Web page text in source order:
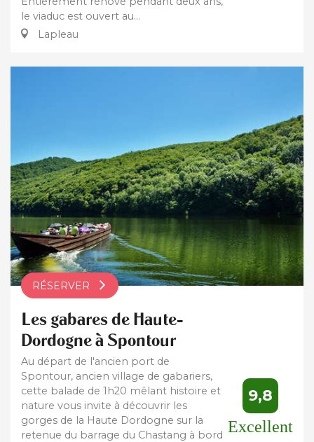
le viaduc est ouvert au...
Lapleau
RÉSERVER
Les gabares de Haute-
Dordogne à Spontour
Au départ de l'ancien port de
Spontour, ancien village de gabariers,
cette balade de 1h20 mêlant histoire et
nature vous invite à découvrir les
gorges de la Haute Dordogne sur la
retenue du barrage du Chastang à bord
9,8
Excellent